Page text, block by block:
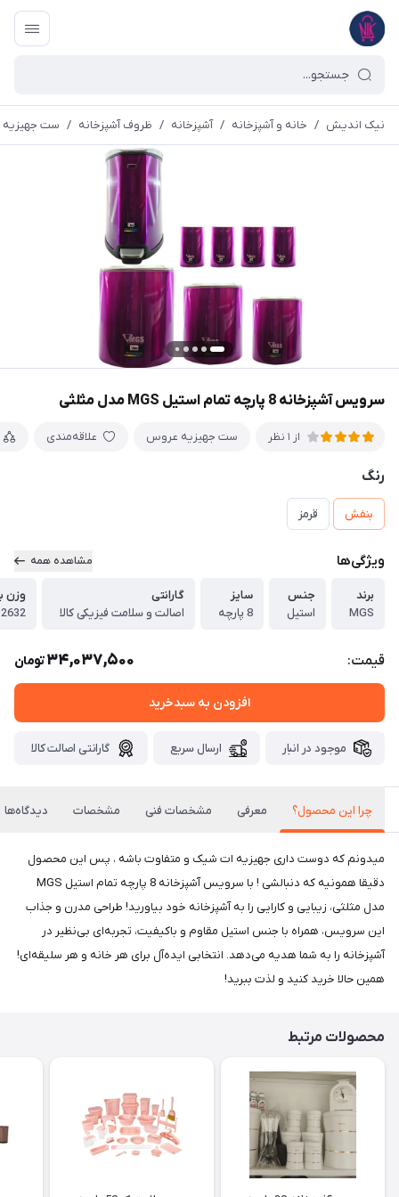
نیک اندیش / خانه و آشپزخانه / آشپزخانه / ظروف آشپزخانه / ست
سرویس آشپزخانه 8 پارچه تمام استیل MGS مدل مثلثی
از 1 نظر ست جهیزیه عروس علاقه‌مندی
رنگ
بنفش قرمز
ویژگی‌ها مشاهده همه
برند
MGS
جنس
استیل
سایز
8 پارچه
گارانتی
اصالت و سلامت فیزیکی کالا
وزن
قیمت: 34,037,500تومان
افزودن به سبدخرید
موجود در انبار ارسال سریع گارانتی اصالت کالا
چرا این محصول؟ معرفی مشخصات فنی مشخصات دیدگاه‌ها
میدونم که دوست داری جهیزیه ات شیک و متفاوت باشه ، پس این محصول
دقیقا همونیه که دنبالشی ! با سرویس آشپزخانه 8 پارچه تمام استیل MGS
مدل مثلثی، زیبایی و کارایی را به آشپزخانه خود بیاورید! طراحی مدرن و جذاب
این سرویس، همراه با جنس استیل مقاوم و باکیفیت، تجربه‌ای بی‌نظیر در
آشپزخانه را به شما هدیه می‌دهد. انتخابی ایده‌آل برای هر خانه و هر سلیقه‌ای!
همین حالا خرید کنید و لذت ببرید!
محصولات مرتبط